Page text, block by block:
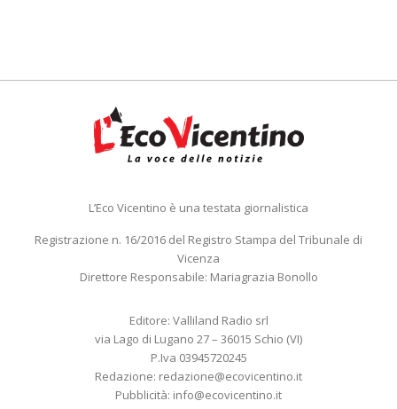
L’Eco Vicentino è una testata giornalistica
Registrazione n. 16/2016 del Registro Stampa del Tribunale di
Vicenza
Direttore Responsabile: Mariagrazia Bonollo
Editore: Valliland Radio srl
via Lago di Lugano 27 – 36015 Schio (VI)
P.Iva 03945720245
Redazione: redazione@ecovicentino.it
Pubblicità: info@ecovicentino.it